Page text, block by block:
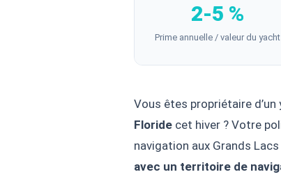
2-5 %
Prime annuelle / valeur du yacht
Vous êtes propriétaire
Floride cet hiver ? Votre
navigation aux Grands
avec un territoire de